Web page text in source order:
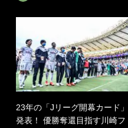
23年の「Jリーグ開幕カード」
発表！ 優勝奪還目指す川崎フ